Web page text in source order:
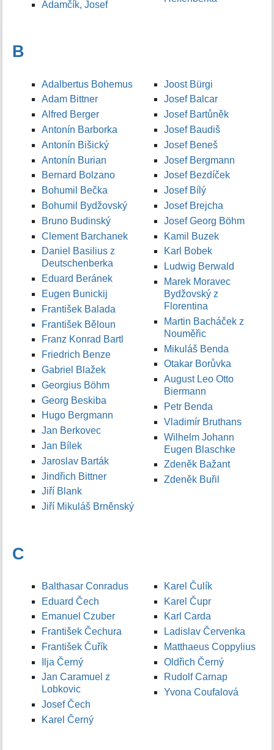
Adamčík, Josef
B
Adalbertus Bohemus
Adam Bittner
Alfred Berger
Antonín Barborka
Antonín Bišický
Antonín Burian
Bernard Bolzano
Bohumil Bečka
Bohumil Bydžovský
Bruno Budinský
Clement Barchanek
Daniel Basilius z
Deutschenberka
Eduard Beránek
Eugen Bunickij
František Balada
František Běloun
Franz Konrad Bartl
Friedrich Benze
Gabriel Blažek
Georgius Böhm
Georg Beskiba
Hugo Bergmann
Jan Berkovec
Jan Bílek
Jaroslav Barták
Jindřich Bittner
Jiří Blank
Jiří Mikuláš Brněnský
Joost Bürgi
Josef Balcar
Josef Bartůněk
Josef Baudiš
Josef Beneš
Josef Bergmann
Josef Bezdíček
Josef Bílý
Josef Brejcha
Josef Georg Böhm
Kamil Buzek
Karl Bobek
Ludwig Berwald
Marek Moravec
Bydžovský z
Florentina
Martin Bacháček z
Nouměřic
Mikuláš Benda
Otakar Borůvka
August Leo Otto
Biermann
Petr Benda
Vladimír Bruthans
Wilhelm Johann
Eugen Blaschke
Zdeněk Bažant
Zdeněk Buřil
C
Balthasar Conradus
Eduard Čech
Emanuel Czuber
František Čechura
František Čuřík
Ilja Černý
Jan Caramuel z
Lobkovic
Josef Čech
Karel Černý
Karel Čulík
Karel Čupr
Karl Carda
Ladislav Červenka
Matthaeus Coppylius
Oldřich Černý
Rudolf Carnap
Yvona Coufalová